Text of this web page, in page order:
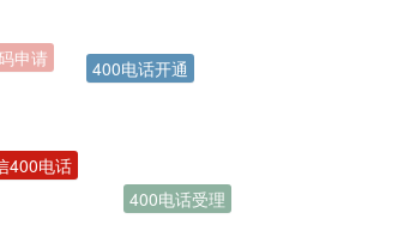
400电话开通
400电话受理